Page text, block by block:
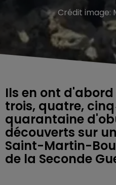
Crédit image:
Ils en ont
trois, quatre,
quarantaine
découverts sur
Saint-Martin-
de la Seconde